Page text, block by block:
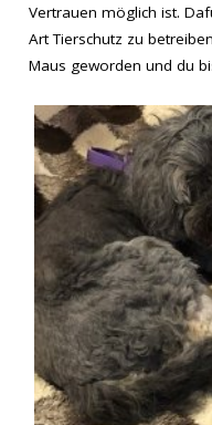
Vertrauen möglich ist.
Art Tierschutz zu
Maus geworden und du